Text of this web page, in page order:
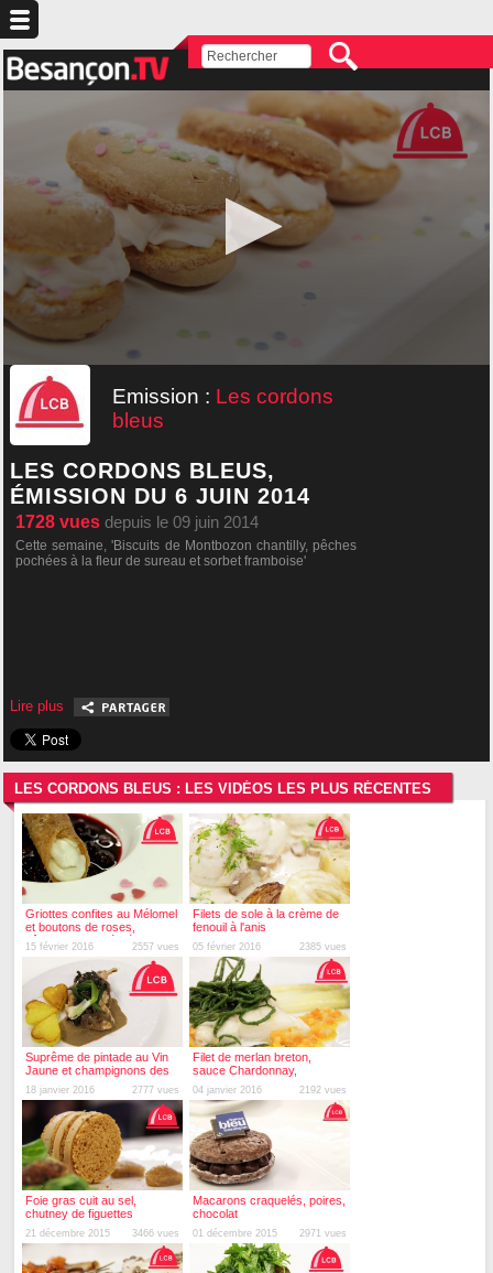
Emission : Les cordons
bleus
LES CORDONS BLEUS,
ÉMISSION DU 6 JUIN 2014
1728 vues depuis le 09 juin 2014
Cette semaine, 'Biscuits de Montbozon chantilly, pêches
pochées à la fleur de sureau et sorbet framboise'
Lire plus
LES CORDONS BLEUS : LES VIDÉOS LES PLUS RÉCENTES
Griottes confites au Mélomel
et boutons de roses,
bûchette caramélisée
chantilly pistachée
15 février 2016 2557 vues
Filets de sole à la crème de
fenouil à l'anis
05 février 2016 2385 vues
Suprême de pintade au Vin
Jaune et champignons des
bois, cœurs de Monalisa
18 janvier 2016 2777 vues
Filet de merlan breton,
sauce Chardonnay,
Asperges et salicornes
04 janvier 2016 2192 vues
Foie gras cuit au sel,
chutney de figuettes
sauvages, croustillants de
pain d'épices
21 décembre 2015 3466 vues
Macarons craquelés, poires,
chocolat
01 décembre 2015 2971 vues